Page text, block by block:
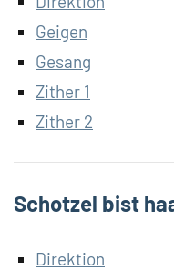
Geigen
Gesang
Zither 1
Zither 2
Schotzel bist
Direktion